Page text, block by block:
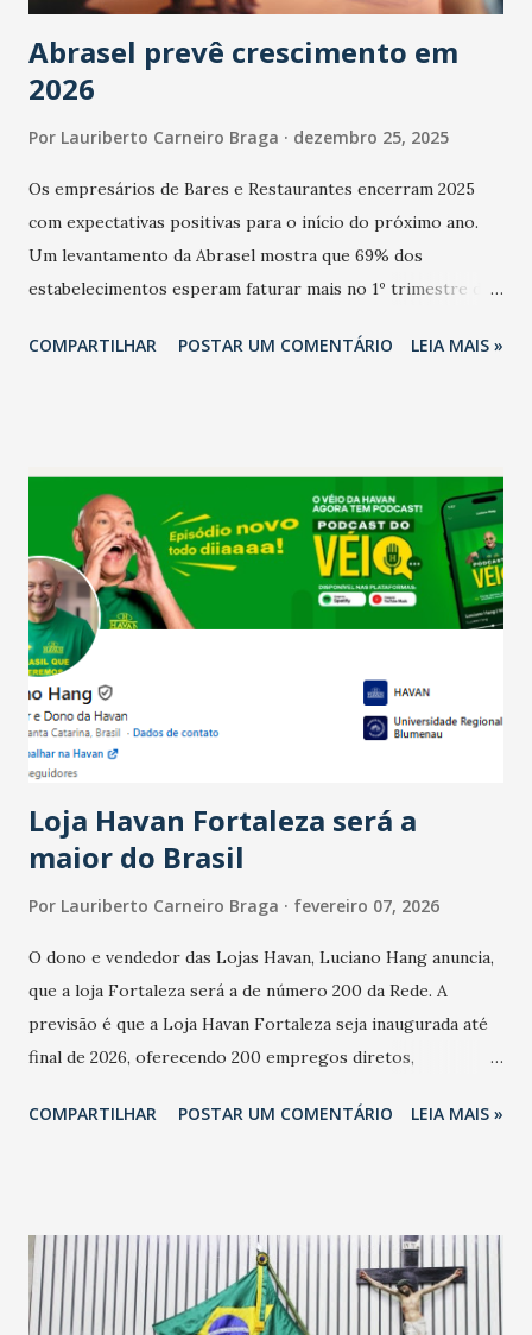
Abrasel prevê crescimento em
2026
Por Lauriberto Carneiro Braga dezembro 25, 2025
Os empresários de Bares e Restaurantes encerram 2025
com expectativas positivas para o início do próximo ano.
Um levantamento da Abrasel mostra que 69% dos
estabelecimentos esperam faturar mais no 1º trimestre de
relação ao último trimestre deste ano, 56% também
confraternizações de fim de ano e pelo pagamento do 13º
Salário para um número maior de trabalhadores, já que o
país tem a menor taxa de desemprego dos anos recentes.
Ainda segundo a Pesquisa, em novembro de 2025, 40% dos
bares e restaurantes operaram com lucro e outros 40%
registraram equilíbrio financeiro. Já o percentual de
estabelecimentos no prejuízo ficou em 19%, pouco abaixo
do observado no mês anterior. Outros 1% não existiam em
novembro. Em relação a outubro, o faturamento também
COMPARTILHAR POSTAR UM COMENTÁRIO LEIA MAIS »
Loja Havan Fortaleza será a
maior do Brasil
Por Lauriberto Carneiro Braga fevereiro 07, 2026
O dono e vendedor das Lojas Havan, Luciano Hang anuncia,
que a loja Fortaleza será a de número 200 da Rede. A
previsão é que a Loja Havan Fortaleza seja inaugurada até
final de 2026, oferecendo 200 empregos diretos,
Havan Fortaleza ainda não foi anunciada oficialmente, mas
COMPARTILHAR POSTAR UM COMENTÁRIO LEIA MAIS »